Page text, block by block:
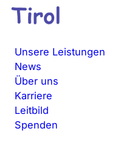
Unsere Leistungen
News
Über uns
Karriere
Leitbild
Spenden